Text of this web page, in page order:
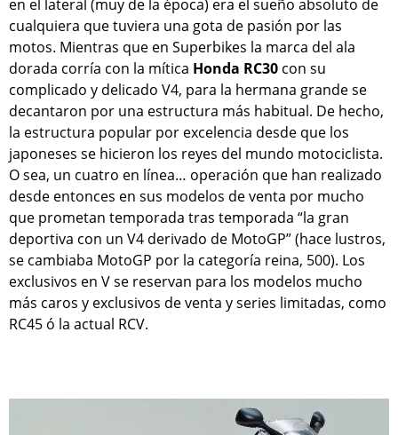
en el lateral (muy de la época) era el sueño absoluto de
cualquiera que tuviera una gota de pasión por las
motos. Mientras que en Superbikes la marca del ala
dorada corría con la mítica Honda RC30 con su
complicado y delicado V4, para la hermana grande se
decantaron por una estructura más habitual. De hecho,
la estructura popular por excelencia desde que los
japoneses se hicieron los reyes del mundo motociclista.
O sea, un cuatro en línea… operación que han realizado
desde entonces en sus modelos de venta por mucho
que prometan temporada tras temporada “la gran
deportiva con un V4 derivado de MotoGP” (hace lustros,
se cambiaba MotoGP por la categoría reina, 500). Los
exclusivos en V se reservan para los modelos mucho
más caros y exclusivos de venta y series limitadas, como
RC45 ó la actual RCV.